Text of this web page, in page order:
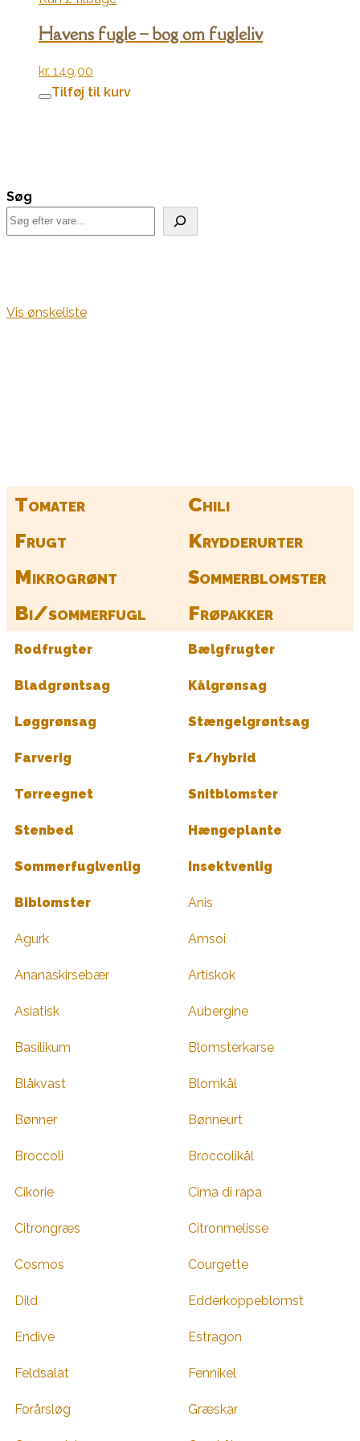
Havens fugle – bog om fugleliv
kr. 149,00
Tilføj til kurv
Søg
Vis ønskeliste
Tomater
Chili
Frugt
Krydderurter
Mikrogrønt
Sommerblomster
Bi/sommerfugl
Frøpakker
Rodfrugter Bælgfrugter
Bladgrøntsag Kålgrønsag
Løggrønsag Stængelgrøntsag
Farverig F1/hybrid
Tørreegnet Snitblomster
Stenbed Hængeplante
Sommerfuglvenlig Insektvenlig
Biblomster Anis
Agurk Amsoi
Ananaskirsebær Artiskok
Asiatisk Aubergine
Basilikum Blomsterkarse
Blåkvast Blomkål
Bønner Bønneurt
Broccoli Broccolikål
Cikorie Cima di rapa
Citrongræs Citronmelisse
Cosmos Courgette
Dild Edderkoppeblomst
Endive Estragon
Feldsalat Fennikel
Forårsløg Græskar